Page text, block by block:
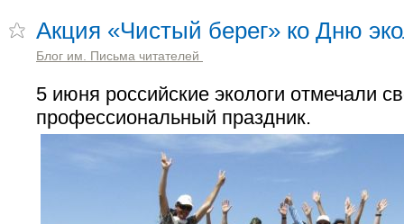
Акция «Чистый берег» ко Дню
Блог им. Письма читателей
5 июня российские экологи отмечали
профессиональный праздник.